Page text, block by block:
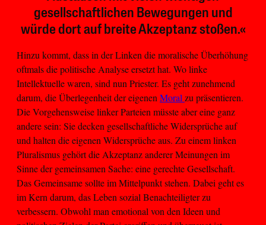
gesellschaftlichen Bewegungen und
würde dort auf breite Akzeptanz stoßen.«
Hinzu kommt, dass in der Linken die moralische Überhöhung
oftmals die politische Analyse ersetzt hat. Wo linke
Intellektuelle waren, sind nun Priester. Es geht zunehmend
darum, die Überlegenheit der eigenen Moral zu präsentieren.
Die Vorgehensweise linker Parteien müsste aber eine ganz
andere sein: Sie decken gesellschaftliche Widersprüche auf
und halten die eigenen Widersprüche aus. Zu einem linken
Pluralismus gehört die Akzeptanz anderer Meinungen im
Sinne der gemeinsamen Sache: eine gerechte Gesellschaft.
Das Gemeinsame sollte im Mittelpunkt stehen. Dabei geht es
im Kern darum, das Leben sozial Benachteiligter zu
verbessern. Obwohl man emotional von den Ideen und